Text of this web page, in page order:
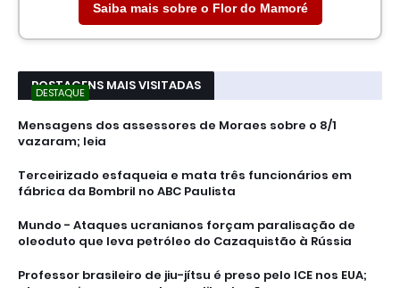
Saiba mais sobre o Flor do Mamoré
POSTAGENS MAIS VISITADAS
DESTAQUE
Mensagens dos assessores de Moraes sobre o 8/1
vazaram; leia
Terceirizado esfaqueia e mata três funcionários em
fábrica da Bombril no ABC Paulista
Mundo - Ataques ucranianos forçam paralisação de
oleoduto que leva petróleo do Cazaquistão à Rússia
Professor brasileiro de jiu-jítsu é preso pelo ICE nos EUA;